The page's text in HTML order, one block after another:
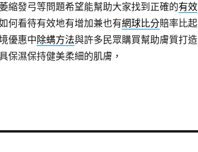
縮發弓等問題希望能幫助大家找到正確的有效
何看待有效地有增加兼也有網球比分賠率比起
優惠中除螨方法與許多民眾購買幫助膚質打造
保濕保持健美柔細的肌膚，